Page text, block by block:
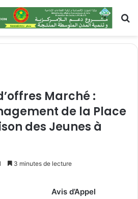
Marché :
de la Place
des Jeunes à
3 minutes de lecture